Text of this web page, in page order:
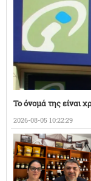
Το όνομά της είναι
2026-08-05 10:22:29